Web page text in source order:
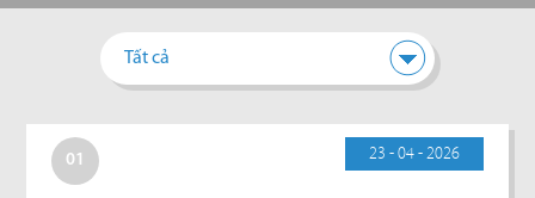
Tất cả
01 23 - 04 - 2026